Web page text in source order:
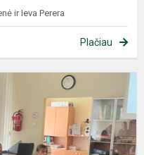
ir Ieva Perera
Plačiau